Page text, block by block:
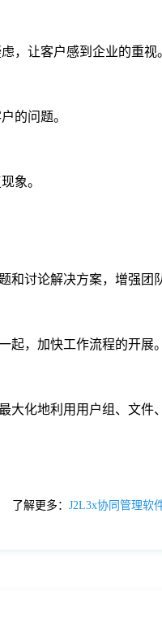
，让客户感到企业的重视
的问题。
象。
讨论解决方案，增强团
起，加快工作流程的开展。
大化地利用用户组、文件
了解更多： J2L3x协同管理软